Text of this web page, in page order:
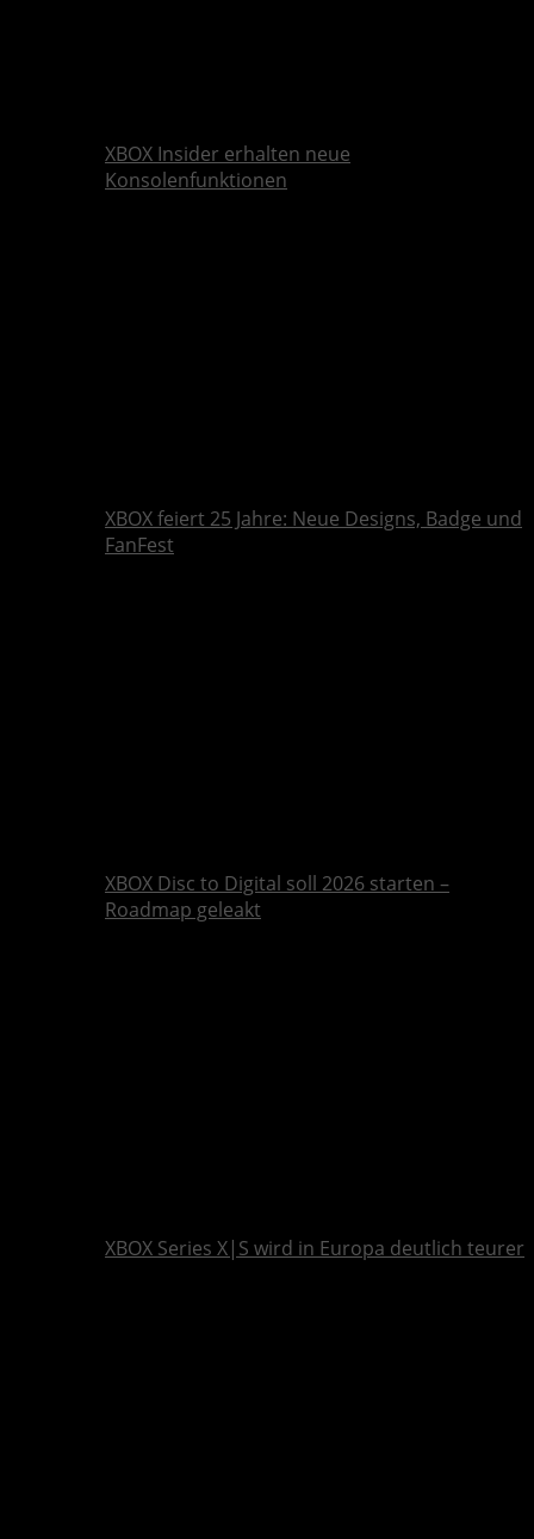
XBOX Insider erhalten neue
Konsolenfunktionen
XBOX feiert 25 Jahre: Neue Designs, Badge und
FanFest
XBOX Disc to Digital soll 2026 starten –
Roadmap geleakt
XBOX Series X|S wird in Europa deutlich teurer